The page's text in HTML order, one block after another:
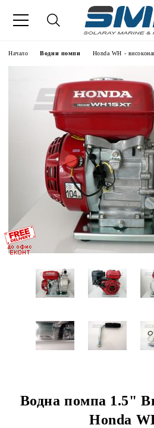
Начало Водни помпи Honda WH -
Водна помпа 1.5"
Honda